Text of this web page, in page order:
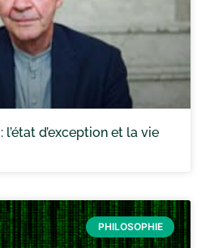
d’exception et la vie
PHILOSOPHIE